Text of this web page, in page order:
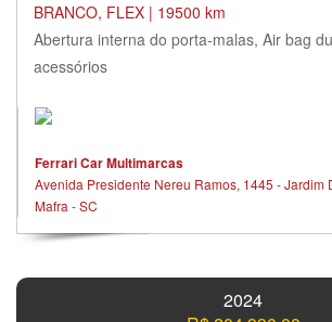
BRANCO, FLEX | 19500 km
Abertura interna do porta-malas, Air bag
acessórios
Ferrari Car Multimarcas
Avenida Presidente Nereu Ramos, 1445 - Jardim
Mafra - SC
2024